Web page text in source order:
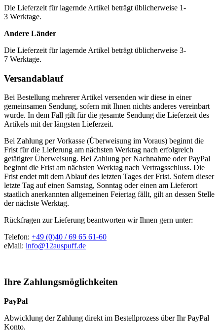
Die Lieferzeit für lagernde Artikel beträgt üblicherweise 1-
3 Werktage.
Andere Länder
Die Lieferzeit für lagernde Artikel beträgt üblicherweise 3-
7 Werktage.
Versandablauf
Bei Bestellung mehrerer Artikel versenden wir diese in einer
gemeinsamen Sendung, sofern mit Ihnen nichts anderes vereinbart
wurde. In dem Fall gilt für die gesamte Sendung die Lieferzeit des
Artikels mit der längsten Lieferzeit.
Bei Zahlung per Vorkasse (Überweisung im Voraus) beginnt die
Frist für die Lieferung am nächsten Werktag nach erfolgreich
getätigter Überweisung. Bei Zahlung per Nachnahme oder PayPal
beginnt die Frist am nächsten Werktag nach Vertragsschluss. Die
Frist endet mit dem Ablauf des letzten Tages der Frist. Sofern dieser
letzte Tag auf einen Samstag, Sonntag oder einen am Lieferort
staatlich anerkannten allgemeinen Feiertag fällt, gilt an dessen Stelle
der nächste Werktag.
Rückfragen zur Lieferung beantworten wir Ihnen gern unter:
Telefon: +49 (0)40 / 69 65 61-60
eMail: info@12auspuff.de
Ihre Zahlungsmöglichkeiten
PayPal
Abwicklung der Zahlung direkt im Bestellprozess über Ihr PayPal
Konto.